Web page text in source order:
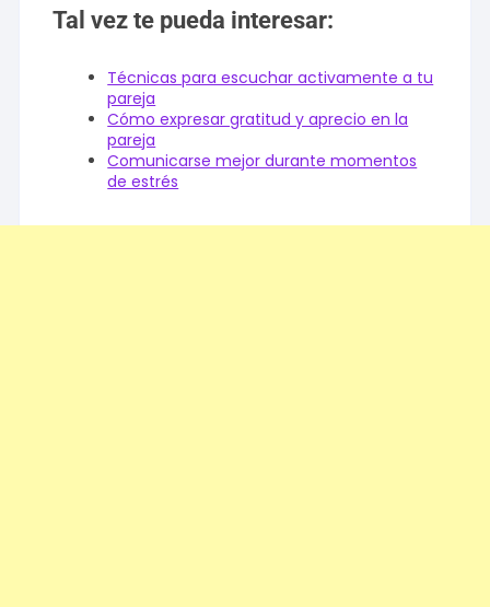
Tal vez te pueda interesar:
Técnicas para escuchar activamente a tu
pareja
Cómo expresar gratitud y aprecio en la
pareja
Comunicarse mejor durante momentos
de estrés